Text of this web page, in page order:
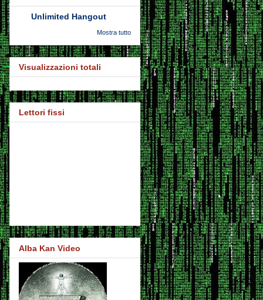
Unlimited Hangout
Mostra tutto
Visualizzazioni totali
Lettori fissi
Alba Kan Video